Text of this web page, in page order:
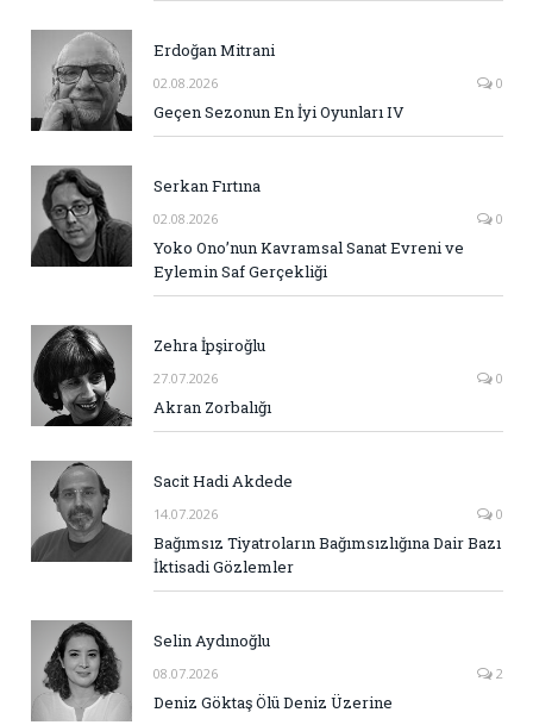
Erdoğan Mitrani
02.08.2026 0
Geçen Sezonun En İyi Oyunları IV
Serkan Fırtına
02.08.2026 0
Yoko Ono’nun Kavramsal Sanat Evreni ve
Eylemin Saf Gerçekliği
Zehra İpşiroğlu
27.07.2026 0
Akran Zorbalığı
Sacit Hadi Akdede
14.07.2026 0
Bağımsız Tiyatroların Bağımsızlığına Dair Bazı
İktisadi Gözlemler
Selin Aydınoğlu
08.07.2026 2
Deniz Göktaş Ölü Deniz Üzerine